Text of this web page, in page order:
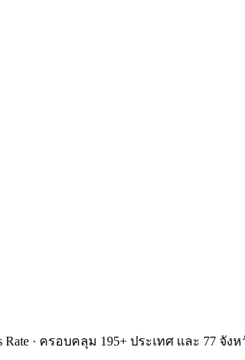
Rate · ครอบคลุม 195+ ประเทศ และ 77 จัง